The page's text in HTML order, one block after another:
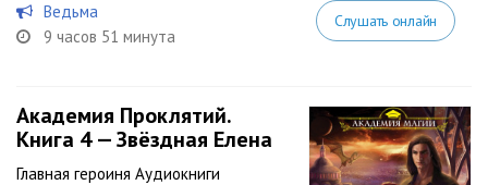
Ведьма
9 часов 51 минута
Слушать онлайн
Академия Проклятий.
Книга 4 — Звёздная Елена
Главная героиня Аудиокниги